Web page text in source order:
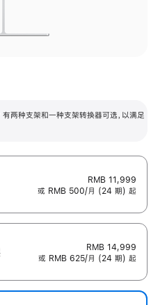
两种支架和一种支架转换器可选，以满足
RMB 11,999
或 RMB 500/月 (24 期) 起
RMB 14,999
或 RMB 625/月 (24 期) 起